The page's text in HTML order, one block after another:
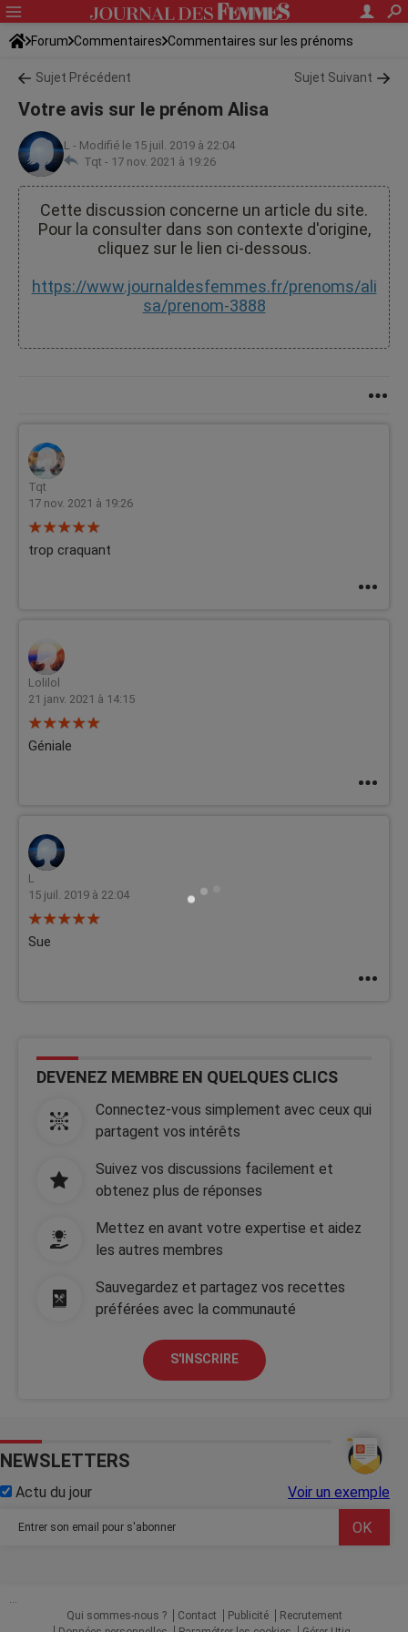
Forum Commentaires Commentaires sur les prénoms
Sujet Précédent Sujet Suivant
Votre avis sur le prénom Alisa
L - Modifié le 15 juil. 2019 à 22:04
Tqt - 17 nov. 2021 à 19:26
Cette discussion concerne un article du site.
Pour la consulter dans son contexte d'origine,
cliquez sur le lien ci-dessous.
https://www.journaldesfemmes.fr/prenoms/ali
sa/prenom-3888
Tqt
17 nov. 2021 à 19:26
trop craquant
Lolilol
21 janv. 2021 à 14:15
Géniale
L
15 juil. 2019 à 22:04
Sue
DEVENEZ MEMBRE EN QUELQUES CLICS
Connectez-vous simplement avec ceux qui
partagent vos intérêts
Suivez vos discussions facilement et
obtenez plus de réponses
Mettez en avant votre expertise et aidez
les autres membres
Sauvegardez et partagez vos recettes
préférées avec la communauté
S'INSCRIRE
NEWSLETTERS
Actu du jour Voir un exemple
...
Qui sommes-nous ?
Contact Publicité
Recrutement